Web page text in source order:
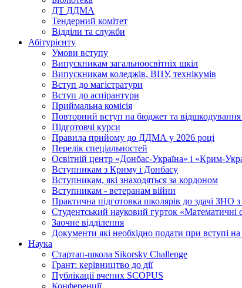
ДТ ДДМА
Тендерний комітет
Відділи та служби
Абітурієнту
Умови вступу
Випускникам загальноосвітніх шкіл
Випускникам коледжів, ВПУ, технікумів
Вступ до магістратури
Вступ до аспірантури
Приймальна комісія
Повторний вступ на бюджет та відшкодування
Підготовчі курси
Правила прийому до ДДМА у 2026 році
Перелік спеціальностей
Освітній центр «Донбас-Україна» і «Крим-
Вступникам з Криму і Донбасу
Вступникам, які знаходяться за кордоном
Вступникам - ветеранам війни
Практична підготовка школярів до здачі ЗНО
Студентський науковий гурток «Математичні
Заочне відділення
Документи які необхідно подати при вступі
Наука
Стартап-школа Sikorsky Challenge
Грант: керівництво до дії
Публікації вчених SCOPUS
Конференції